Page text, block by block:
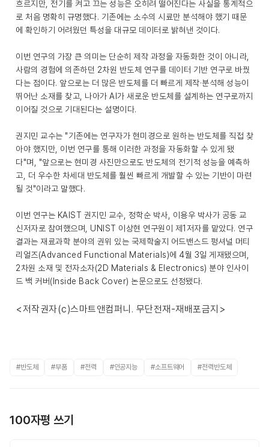
흐르지만, 전기를 켜고 끄는 성능은 오히려 떨어진다는 사실을 통계적으
로 처음 명확히 규명했다. 기존에는 소수의 시료만 분석해야 했기 때문
에 확인하기 어려웠던 특성을 대규모 데이터로 밝혀낸 것이다.
이번 연구의 가장 큰 의미는 단순히 제작 과정을 자동화한 것이 아니라,
사람의 경험에 의존하던 2차원 반도체 연구를 데이터 기반 연구로 바꿨
다는 점이다. 앞으로는 더 많은 반도체를 더 빠르게 제작·분석해 성능이
뛰어난 소재를 찾고, 나아가 AI가 새로운 반도체를 설계하는 연구로까지
이어질 것으로 기대된다는 설명이다.
권지민 교수는 "기존에는 연구자가 현미경으로 원하는 반도체를 직접 찾
아야 했지만, 이번 연구를 통해 이러한 과정을 자동화할 수 있게 됐
다"며, "앞으로는 현미경 사진만으로도 반도체의 전기적 성능을 예측하
고, 더 우수한 차세대 반도체를 훨씬 빠르게 개발할 수 있는 기반이 마련
될 것"이라고 말했다.
이번 연구는 KAIST 권지민 교수, 정학순 박사, 이용우 박사가 공동 교
신저자로 참여했으며, UNIST 이상현 연구원이 제1저자를 맡았다. 연구
결과는 재료과학 분야의 권위 있는 국제학술지 어드밴스드 펑셔널 머티
리얼즈(Advanced Functional Materials)에 4월 3일 게재됐으며,
2차원 소재 및 전자소자(2D Materials & Electronics) 분야 인사이
드 백 커버(Inside Back Cover) 논문으로도 선정됐다.
<저작권자(c)스마트앤컴퍼니. 무단전재-재배포금지>
#반도체 #부품 #전력 #인공지능 #소프트웨어 #전력반도체
100자평 쓰기